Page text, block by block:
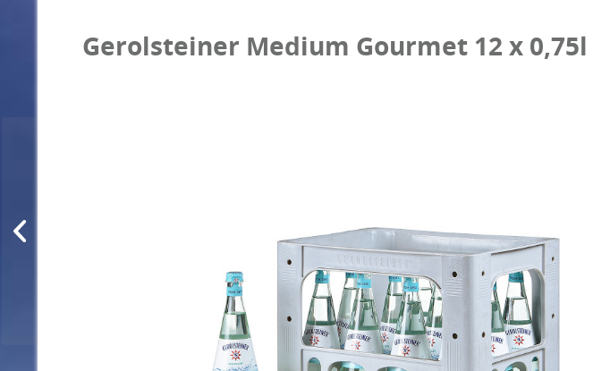
Gerolsteiner Medium Gourmet 12 x 0,75l